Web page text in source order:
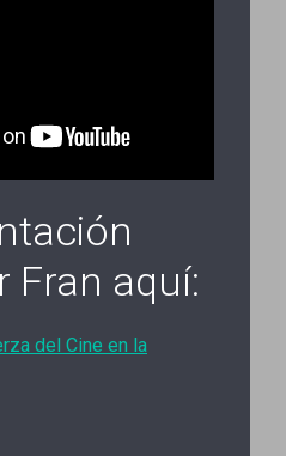
Fran aquí:
del Cine en la